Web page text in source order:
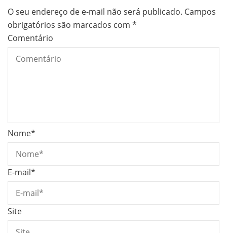
O seu endereço de e-mail não será publicado. Campos
obrigatórios são marcados com *
Comentário
Nome*
E-mail*
Site